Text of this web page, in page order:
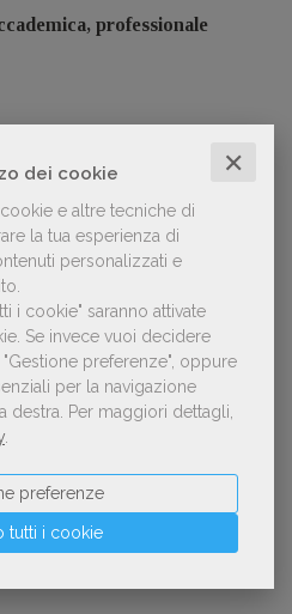
dei cookie ✕
e altre tecniche di
la tua esperienza di
personalizzati e
i cookie" saranno attivate
Se invece vuoi decidere
preferenze", oppure
per la navigazione
destra.
Per maggiori dettagli,
tutti i cookie
preferenze
professionale
confermata presidente
Italiana Biblioteche